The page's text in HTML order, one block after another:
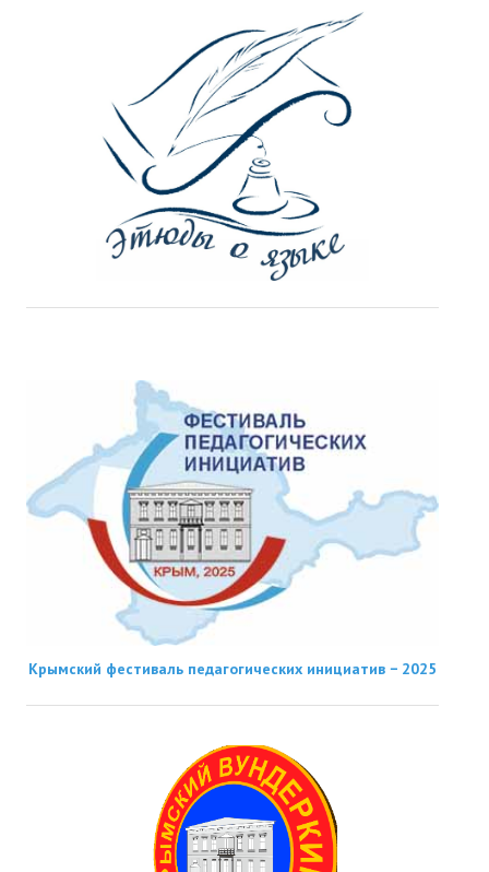
Крымский фестиваль педагогических инициатив − 2025